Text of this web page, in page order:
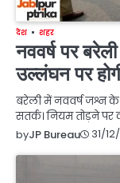
देश शहर
नववर्ष पर
उल्लंघन पर
बरेली में नववर्ष जश्न
सतर्क। नियम तोड़ने
byJP Bureau 31/